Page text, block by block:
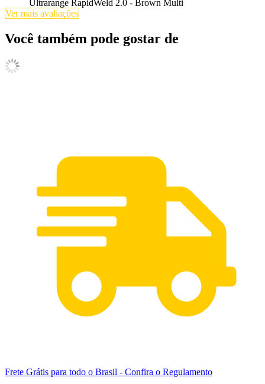
Ultrarange RapidWeld 2.0 - Brown Multi
Ver mais avaliações
Você também pode gostar de
Frete Grátis para todo o Brasil - Confira o Regulamento